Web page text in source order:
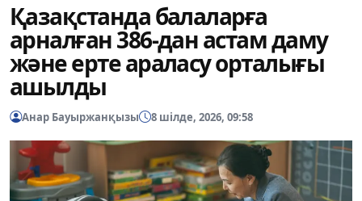
Қазақстанда балаларға
арналған 386-дан астам даму
және ерте араласу орталығы
ашылды
Анар Бауыржанқызы 8 шілде, 2026, 09:58